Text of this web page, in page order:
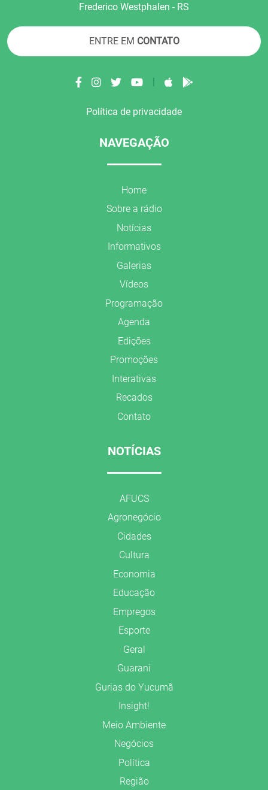
Frederico Westphalen - RS
ENTRE EM CONTATO
|
Política de privacidade
NAVEGAÇÃO
Home
Sobre a rádio
Notícias
Informativos
Galerias
Vídeos
Programação
Agenda
Edições
Promoções
Interativas
Recados
Contato
NOTÍCIAS
AFUCS
Agronegócio
Cidades
Cultura
Economia
Educação
Empregos
Esporte
Geral
Guarani
Gurias do Yucumã
Insight!
Meio Ambiente
Negócios
Política
Região